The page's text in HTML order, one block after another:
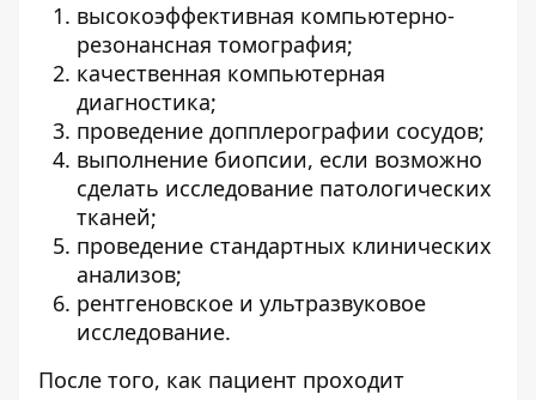
высокоэффективная компьютерно-
резонансная томография;
качественная компьютерная
диагностика;
проведение допплерографии сосудов;
выполнение биопсии, если возможно
сделать исследование патологических
тканей;
проведение стандартных клинических
анализов;
рентгеновское и ультразвуковое
исследование.
После того, как пациент проходит